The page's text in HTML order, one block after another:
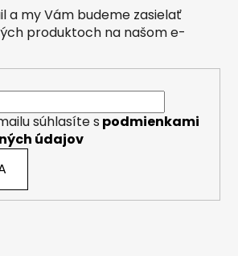
a my Vám budeme zasielať
produktoch na našom e-
súhlasíte s podmienkami
údajov